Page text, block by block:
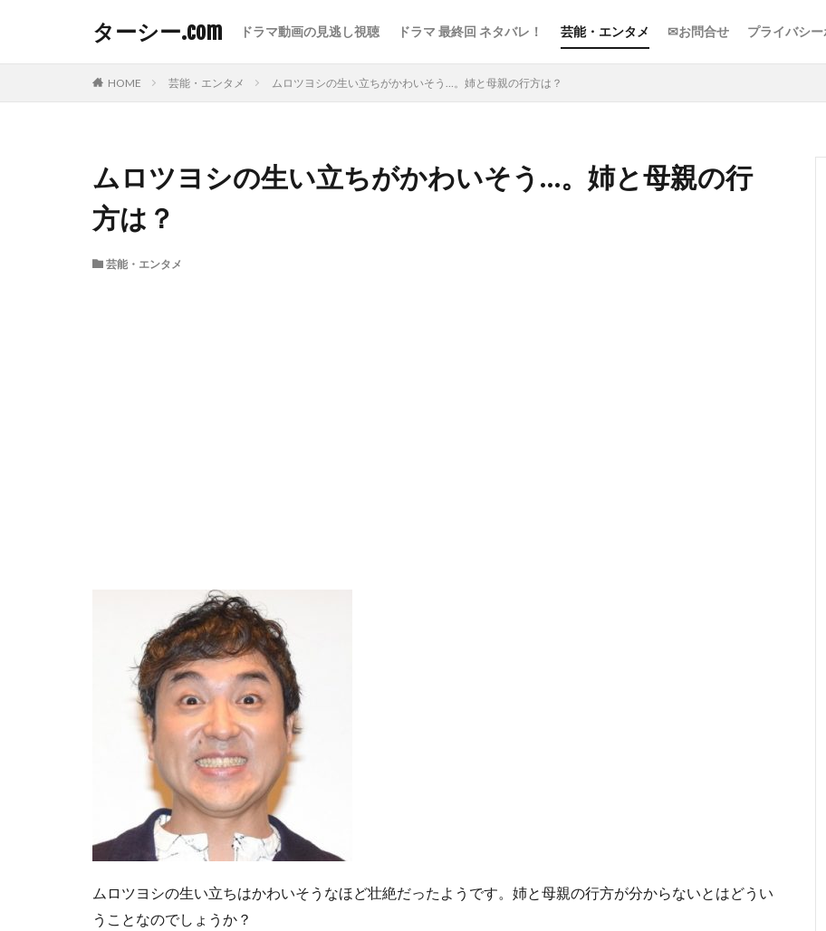
ターシー.com ドラマ動画の見逃し視聴 ドラマ 最終回 ネタバレ！ 芸能・エンタメ ✉お問合せ プライバシ
HOME 芸能・エンタメ ムロツヨシの生い立ちがかわいそう…。姉と母親の行方は？
ムロツヨシの生い立ちがかわいそう…。姉と母親の行
方は？
芸能・エンタメ
ムロツヨシの生い立ちはかわいそうなほど壮絶だったようです。姉と母親の行方が分からないとはどうい
うことなのでしょうか？